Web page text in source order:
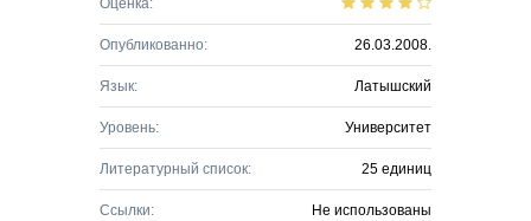
Оценка:
Опубликованно: 26.03.2008.
Язык: Латышский
Уровень: Университет
Литературный список: 25 единиц
Ссылки: Не использованы